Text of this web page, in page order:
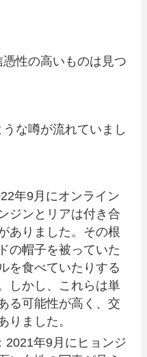
性の高いものは見つ
な噂が流れていまし
年9月にオンライン
ジンとリアは付き合
ありました。その根
の帽子を被っていた
を食べていたりする
しかし、これらは単
る可能性が高く、交
りました。
2021年9月にヒョンジ